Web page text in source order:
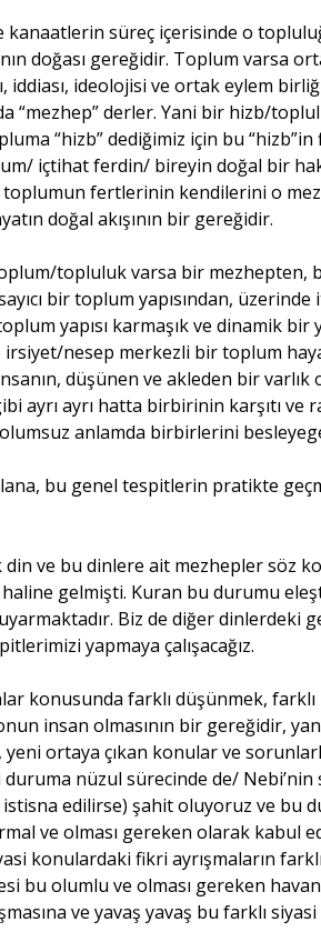
kanaatlerin süreç içerisinde o
doğası gereğidir. Toplum varsa
iddiası, ideolojisi ve ortak eylem
“mezhep” derler. Yani bir hizb/
“hizb” dediğimiz için bu
içtihat ferdin/ bireyin doğal bir
toplumun fertlerinin kendilerini o
doğal akışının bir gereğidir.
topluluk varsa bir mezhepten,
bir toplum yapısından, üzerinde
yapısı karmaşık ve dinamik bir
nesep merkezli bir toplum
düşünen ve akleden bir varlık
ayrı ayrı hatta birbirinin karşıtı ve
anlamda birbirlerini
bu genel tespitlerin pratikte
din ve bu dinlere ait mezhepler söz
gelmişti. Kuran bu durumu
Biz de diğer dinlerdeki
yapmaya çalışacağız.
konusunda farklı düşünmek,
insan olmasının bir gereğidir,
yeni ortaya çıkan konular ve
nüzul sürecinde de/ Nebi’nin
edilirse) şahit oluyoruz ve bu
ve olması gereken olarak kabul
konulardaki fikri ayrışmaların
bu olumlu ve olması gereken
ve yavaş yavaş bu farklı